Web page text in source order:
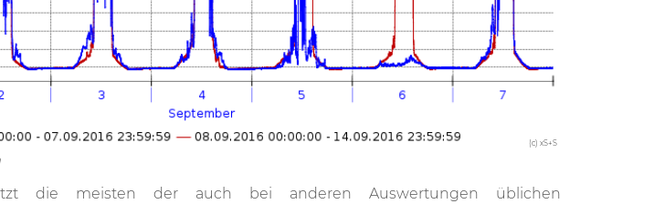
(c) xS+S
die meisten der auch bei anderen Auswertungen üblichen